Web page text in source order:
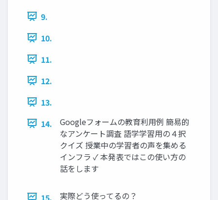
9.
10.
11.
12.
13.
14.
Googleフォームの教育利用例 簡易的
なアンケート調査 語学学習用の４択
クイズ 授業中の学習者の声を集める
インフラ ✓ 本発表ではこの使い方の
話をします
15. 実際どう使ってるの？